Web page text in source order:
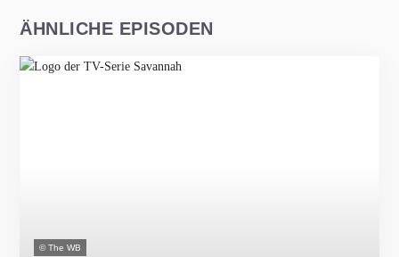
ÄHNLICHE EPISODEN
© The WB